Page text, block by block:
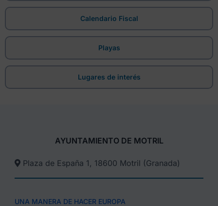
Calendario Fiscal
Playas
Lugares de interés
AYUNTAMIENTO DE MOTRIL
Plaza de España 1, 18600 Motril (Granada)​
UNA MANERA DE HACER EUROPA